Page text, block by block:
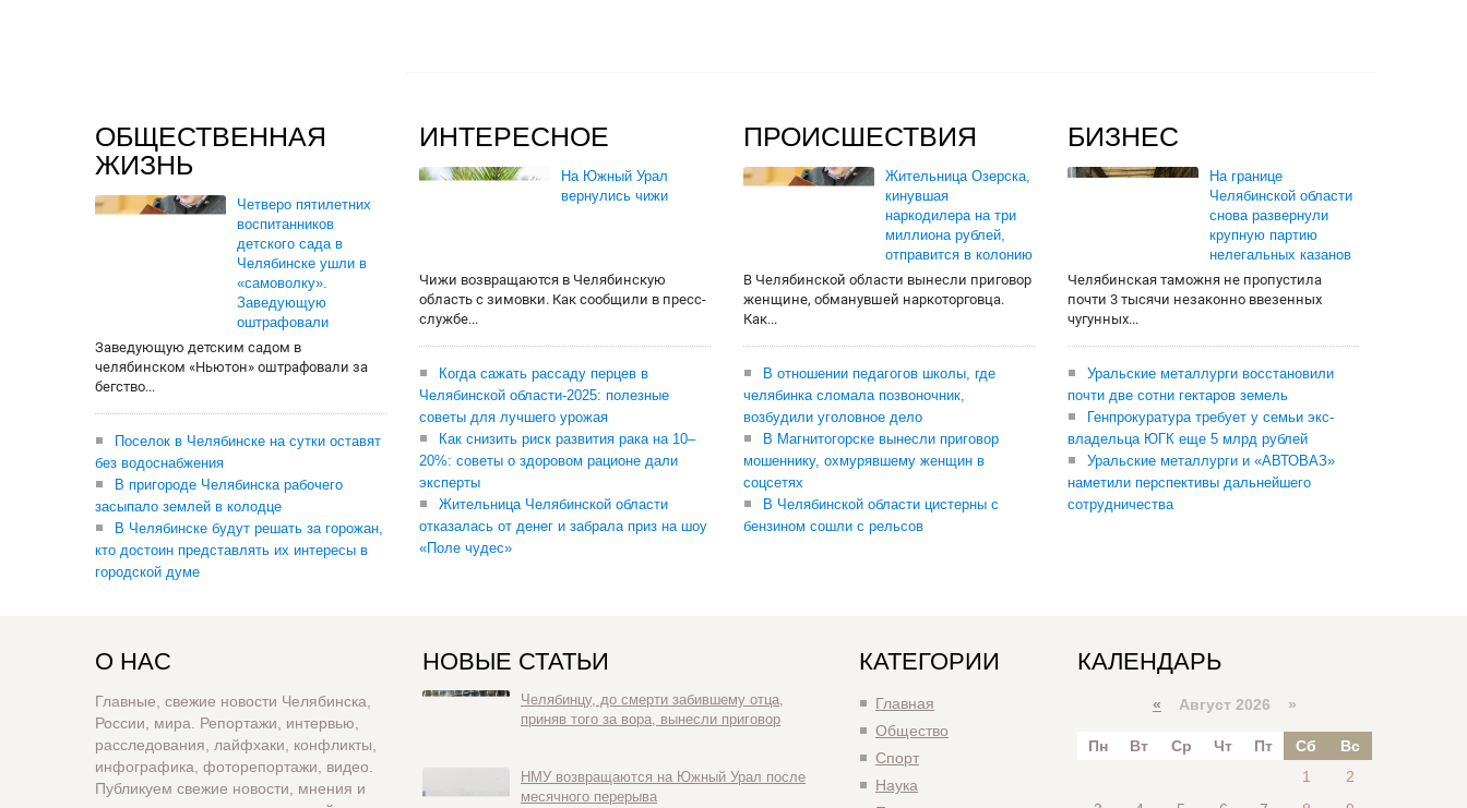
ОБЩЕСТВЕННАЯ
ЖИЗНЬ
Четверо пятилетних
воспитанников
детского сада в
Челябинске ушли в
«самоволку».
Заведующую
оштрафовали
Заведующую детским садом в
челябинском «Ньютон» оштрафовали за
бегство...
Поселок в Челябинске на сутки оставят
без водоснабжения
В пригороде Челябинска рабочего
засыпало землей в колодце
В Челябинске будут решать за горожан,
кто достоин представлять их интересы в
городской думе
ИНТЕРЕСНОЕ
На Южный Урал
вернулись чижи
Чижи возвращаются в Челябинскую
область с зимовки. Как сообщили в пресс-
службе...
Когда сажать рассаду перцев в
Челябинской области-2025: полезные
советы для лучшего урожая
Как снизить риск развития рака на 10–
20%: советы о здоровом рационе дали
эксперты
Жительница Челябинской области
отказалась от денег и забрала приз на шоу
«Поле чудес»
ПРОИСШЕСТВИЯ
Жительница Озерска,
кинувшая
наркодилера на три
миллиона рублей,
отправится в колонию
В Челябинской области вынесли приговор
женщине, обманувшей наркоторговца.
Как...
В отношении педагогов школы, где
челябинка сломала позвоночник,
возбудили уголовное дело
В Магнитогорске вынесли приговор
мошеннику, охмурявшему женщин в
соцсетях
В Челябинской области цистерны с
бензином сошли с рельсов
БИЗНЕС
На границе
Челябинской области
снова развернули
крупную партию
нелегальных казанов
Челябинская таможня не пропустила
почти 3 тысячи незаконно ввезенных
чугунных...
Уральские металлурги восстановили
почти две сотни гектаров земель
Генпрокуратура требует у семьи экс-
владельца ЮГК еще 5 млрд рублей
Уральские металлурги и «АВТОВАЗ»
наметили перспективы дальнейшего
сотрудничества
О НАС
Главные, свежие новости Челябинска,
России, мира. Репортажи, интервью,
расследования, лайфхаки, конфликты,
инфографика, фоторепортажи, видео.
Публикуем свежие новости, мнения и
НОВЫЕ СТАТЬИ
Челябинцу, до смерти забившему отца,
приняв того за вора, вынесли приговор
НМУ возвращаются на Южный Урал после
месячного перерыва
КАТЕГОРИИ
Главная
Общество
Спорт
Наука
КАЛЕНДАРЬ
« Август 2026 »
Пн Вт Ср Чт Пт Сб
Вс
1
2